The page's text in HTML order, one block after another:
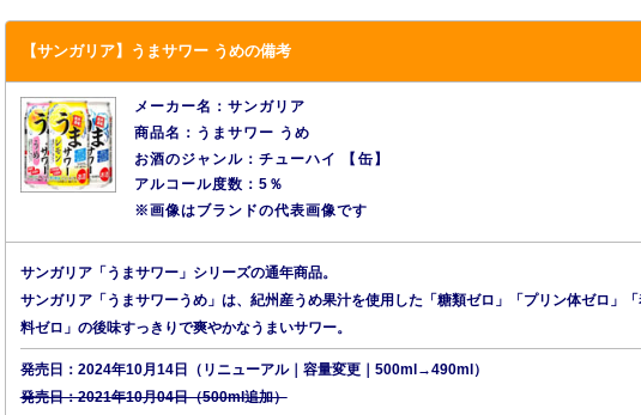
【サンガリア】うまサワー うめの備考
メーカー名：サンガリア
商品名：うまサワー うめ
お酒のジャンル：チューハイ 【缶】
アルコール度数：5％
※画像はブランドの代表画像です
サンガリア「うまサワー」シリーズの通年商品。
サンガリア「うまサワーうめ」は、紀州産うめ果汁を使用した「糖類ゼロ」「プリン体ゼロ」「
料ゼロ」の後味すっきりで爽やかなうまいサワー。
発売日：2024年10月14日（リニューアル｜容量変更｜500ml→490ml）
発売日：2021年10月04日（500ml追加）